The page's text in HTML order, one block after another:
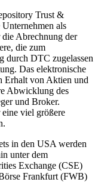
Trust &
als
Abrechnung der
die zum
durch DTC zugelassen
Das elektronische
Erhalt von Aktien und
Abwicklung des
und Broker.
viel größere
in den USA werden
unter dem
Exchange (CSE)
Frankfurt (FWB)